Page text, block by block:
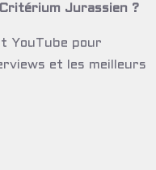
Jurassien ?
YouTube pour
et les meilleurs